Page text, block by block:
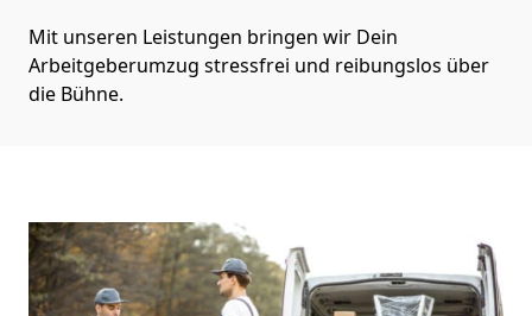
Mit unseren Leistungen bringen wir Dein
Arbeitgeberumzug stressfrei und reibungslos über
die Bühne.